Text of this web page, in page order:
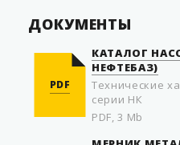
ДОКУМЕНТЫ
PDF
КАТАЛОГ
НЕФТЕБАЗ)
Технические
серии НК
PDF, 3 Mb